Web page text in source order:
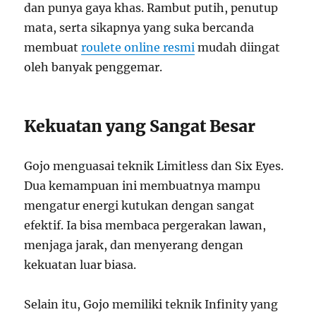
dan punya gaya khas. Rambut putih, penutup
mata, serta sikapnya yang suka bercanda
membuatroulete online resmi mudah diingat
oleh banyak penggemar.
Kekuatan yang Sangat Besar
Gojo menguasai teknik Limitless dan Six Eyes.
Dua kemampuan ini membuatnya mampu
mengatur energi kutukan dengan sangat
efektif. Ia bisa membaca pergerakan lawan,
menjaga jarak, dan menyerang dengan
kekuatan luar biasa.
Selain itu, Gojo memiliki teknik Infinity yang